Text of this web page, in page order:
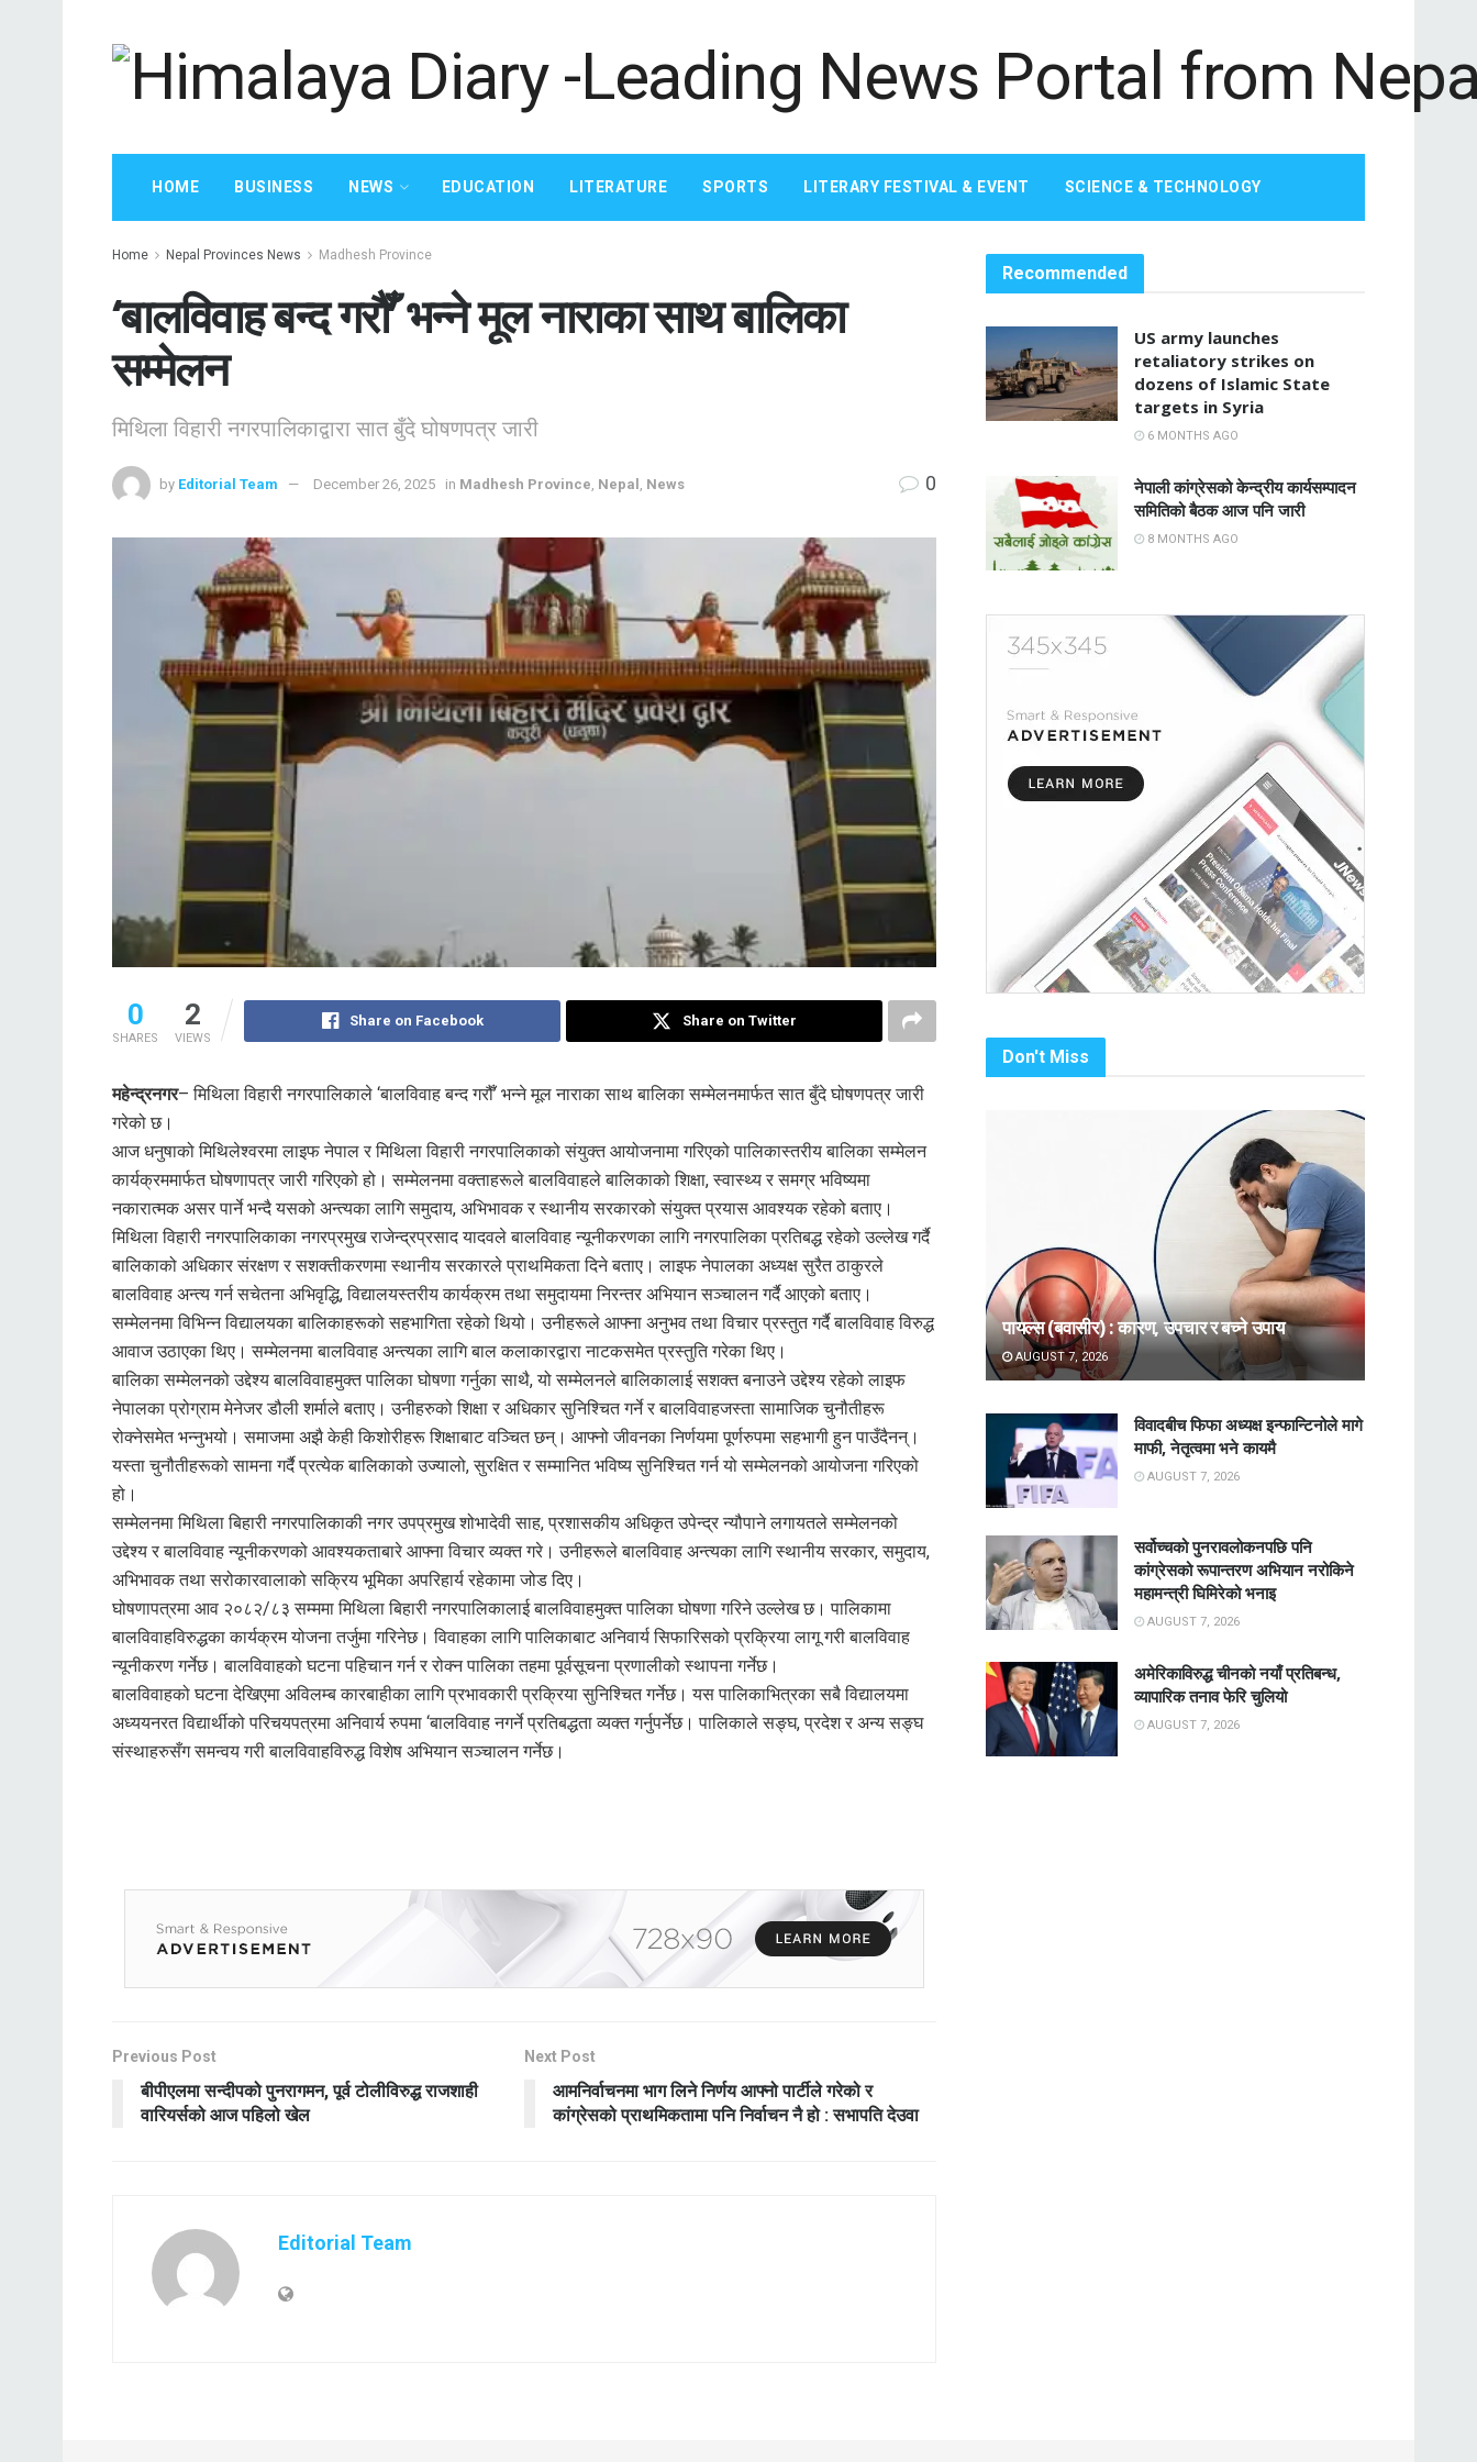
HOME BUSINESS NEWS EDUCATION LITERATURE SPORTS LITERARY FESTIVAL & EVENT SCIENCE & TECHNOLOGY
Home Nepal Provinces News Madhesh Province
‘बालविवाह बन्द गरौँ’ भन्ने मूल नाराका साथ बालिका
सम्मेलन
मिथिला विहारी नगरपालिकाद्वारा सात बुँदे घोषणपत्र जारी
by Editorial Team December 26, 2025 in Madhesh Province Nepal News 0
0
SHARES
2
VIEWS
Share on Facebook Share on Twitter
महेन्द्रनगर– मिथिला विहारी नगरपालिकाले ‘बालविवाह बन्द गरौँ’ भन्ने मूल नाराका साथ बालिका सम्मेलनमार्फत सात बुँदे घोषणपत्र जारी
गरेको छ।
आज धनुषाको मिथिलेश्वरमा लाइफ नेपाल र मिथिला विहारी नगरपालिकाको संयुक्त आयोजनामा गरिएको पालिकास्तरीय बालिका सम्मेलन
कार्यक्रममार्फत घोषणापत्र जारी गरिएको हो। सम्मेलनमा वक्ताहरूले बालविवाहले बालिकाको शिक्षा, स्वास्थ्य र समग्र भविष्यमा
नकारात्मक असर पार्ने भन्दै यसको अन्त्यका लागि समुदाय, अभिभावक र स्थानीय सरकारको संयुक्त प्रयास आवश्यक रहेको बताए।
मिथिला विहारी नगरपालिकाका नगरप्रमुख राजेन्द्रप्रसाद यादवले बालविवाह न्यूनीकरणका लागि नगरपालिका प्रतिबद्ध रहेको उल्लेख गर्दै
बालिकाको अधिकार संरक्षण र सशक्तीकरणमा स्थानीय सरकारले प्राथमिकता दिने बताए। लाइफ नेपालका अध्यक्ष सुरैत ठाकुरले
बालविवाह अन्त्य गर्न सचेतना अभिवृद्धि, विद्यालयस्तरीय कार्यक्रम तथा समुदायमा निरन्तर अभियान सञ्चालन गर्दै आएको बताए।
सम्मेलनमा विभिन्न विद्यालयका बालिकाहरूको सहभागिता रहेको थियो। उनीहरूले आफ्ना अनुभव तथा विचार प्रस्तुत गर्दै बालविवाह विरुद्ध
आवाज उठाएका थिए। सम्मेलनमा बालविवाह अन्त्यका लागि बाल कलाकारद्वारा नाटकसमेत प्रस्तुति गरेका थिए।
बालिका सम्मेलनको उद्देश्य बालविवाहमुक्त पालिका घोषणा गर्नुका साथै, यो सम्मेलनले बालिकालाई सशक्त बनाउने उद्देश्य रहेको लाइफ
नेपालका प्रोग्राम मेनेजर डौली शर्माले बताए। उनीहरुको शिक्षा र अधिकार सुनिश्चित गर्ने र बालविवाहजस्ता सामाजिक चुनौतीहरू
रोक्नेसमेत भन्नुभयो। समाजमा अझै केही किशोरीहरू शिक्षाबाट वञ्चित छन्। आफ्नो जीवनका निर्णयमा पूर्णरुपमा सहभागी हुन पाउँदैनन्।
यस्ता चुनौतीहरूको सामना गर्दै प्रत्येक बालिकाको उज्यालो, सुरक्षित र सम्मानित भविष्य सुनिश्चित गर्न यो सम्मेलनको आयोजना गरिएको
हो।
सम्मेलनमा मिथिला बिहारी नगरपालिकाकी नगर उपप्रमुख शोभादेवी साह, प्रशासकीय अधिकृत उपेन्द्र न्यौपाने लगायतले सम्मेलनको
उद्देश्य र बालविवाह न्यूनीकरणको आवश्यकताबारे आफ्ना विचार व्यक्त गरे। उनीहरूले बालविवाह अन्त्यका लागि स्थानीय सरकार, समुदाय,
अभिभावक तथा सरोकारवालाको सक्रिय भूमिका अपरिहार्य रहेकामा जोड दिए।
घोषणापत्रमा आव २०८२/८३ सम्ममा मिथिला बिहारी नगरपालिकालाई बालविवाहमुक्त पालिका घोषणा गरिने उल्लेख छ। पालिकामा
बालविवाहविरुद्धका कार्यक्रम योजना तर्जुमा गरिनेछ। विवाहका लागि पालिकाबाट अनिवार्य सिफारिसको प्रक्रिया लागू गरी बालविवाह
न्यूनीकरण गर्नेछ। बालविवाहको घटना पहिचान गर्न र रोक्न पालिका तहमा पूर्वसूचना प्रणालीको स्थापना गर्नेछ।
बालविवाहको घटना देखिएमा अविलम्ब कारबाहीका लागि प्रभावकारी प्रक्रिया सुनिश्चित गर्नेछ। यस पालिकाभित्रका सबै विद्यालयमा
अध्ययनरत विद्यार्थीको परिचयपत्रमा अनिवार्य रुपमा ‘बालविवाह नगर्ने प्रतिबद्धता व्यक्त गर्नुपर्नेछ। पालिकाले सङ्घ, प्रदेश र अन्य सङ्घ
संस्थाहरुसँग समन्वय गरी बालविवाहविरुद्ध विशेष अभियान सञ्चालन गर्नेछ।
Previous Post
बीपीएलमा सन्दीपको पुनरागमन, पूर्व टोलीविरुद्ध राजशाही
वारियर्सको आज पहिलो खेल
Next Post
आमनिर्वाचनमा भाग लिने निर्णय आफ्नो पार्टीले गरेको र
कांग्रेसको प्राथमिकतामा पनि निर्वाचन नै हो : सभापति देउवा
Editorial Team
Recommended
US army launches
retaliatory strikes on
dozens of Islamic State
targets in Syria
6 MONTHS AGO
नेपाली कांग्रेसको केन्द्रीय कार्यसम्पादन
समितिको बैठक आज पनि जारी
8 MONTHS AGO
Don't Miss
पायल्स (बवासीर) : कारण, उपचार र बच्ने उपाय
AUGUST 7, 2026
विवादबीच फिफा अध्यक्ष इन्फान्टिनोले मागे
माफी, नेतृत्वमा भने कायमै
AUGUST 7, 2026
सर्वोच्चको पुनरावलोकनपछि पनि
कांग्रेसको रूपान्तरण अभियान नरोकिने
महामन्त्री घिमिरेको भनाइ
AUGUST 7, 2026
अमेरिकाविरुद्ध चीनको नयाँ प्रतिबन्ध,
व्यापारिक तनाव फेरि चुलियो
AUGUST 7, 2026